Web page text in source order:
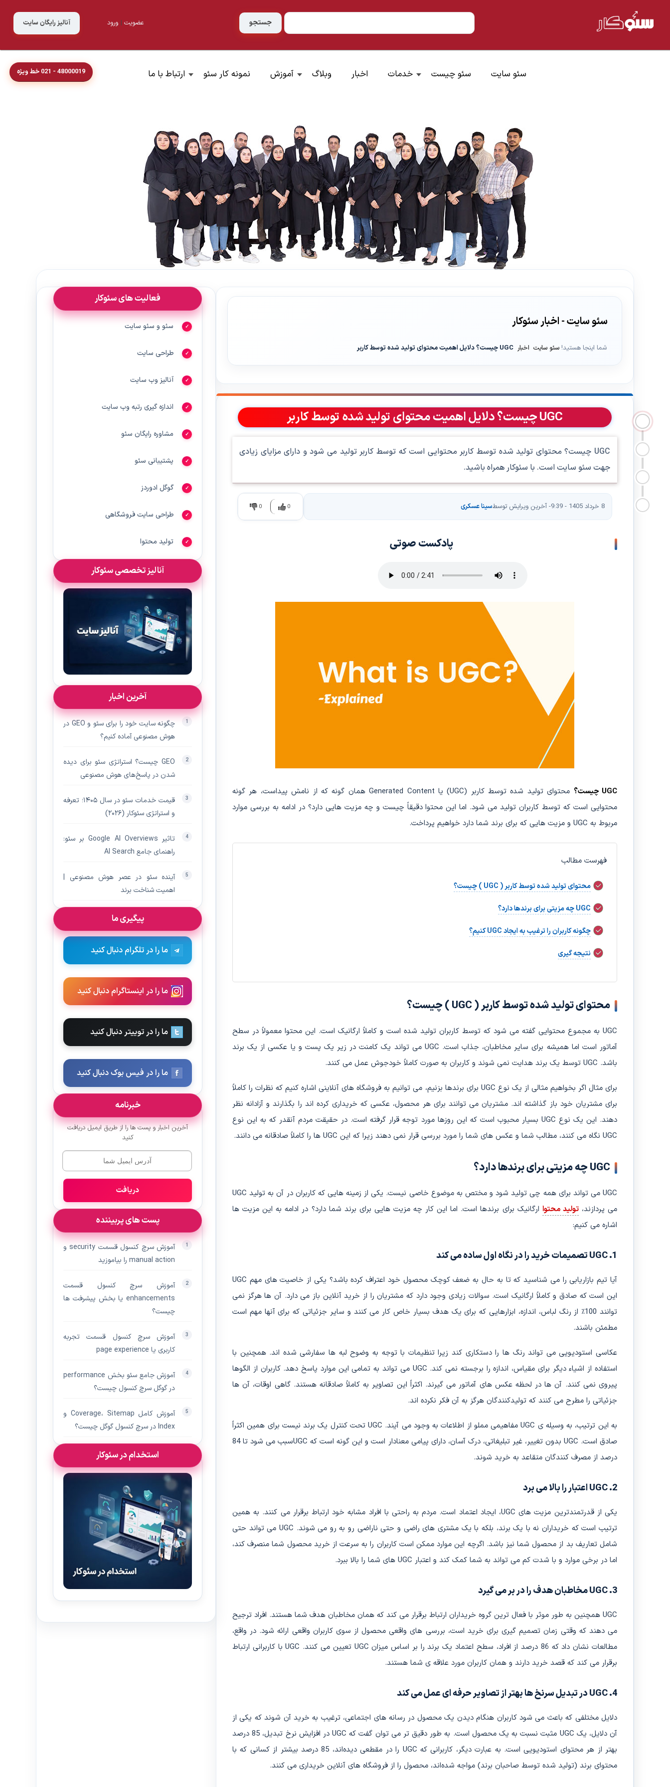
عضویت| ورود آنالیز رایگان سایت
سئو سایت سئو چیست خدمات اخبار وبلاگ آموزش نمونه کار سئو ارتباط با ما 48000019 - 021 خط ویژه
سئو سایت - اخبار سئوکار
شما اینجا هستید! سئو سایت اخبار UGC چیست؟ دلایل اهمیت محتوای تولید شده توسط کاربر
UGC چیست؟ دلایل اهمیت محتوای تولید شده توسط کاربر
UGC چیست؟ محتوای تولید شده توسط کاربر محتوایی است که توسط کاربر تولید می شود و دارای مزایای زیادی
جهت سئو سایت است. با سئوکار همراه باشید.
8 خرداد 1405 - 9:39 - آخرین ویرایش توسطسینا عسکری 0
0
پادکست صوتی
UGC چیست؟
محتوای تولید شده توسط کاربر (UGC) یا Generated Content همان گونه که از نامش پیداست، هر گونه
محتوایی است که توسط کاربران تولید می شود. اما این محتوا دقیقاً چیست و چه مزیت هایی دارد؟ در ادامه به بررسی موارد
مربوط به UGC و مزیت هایی که برای برند شما دارد خواهیم پرداخت.
فهرست مطالب
محتوای تولید شده توسط کاربر ( UGC ) چیست؟
UGC چه مزیتی برای برندها دارد؟
چگونه کاربران را ترغیب به ایجاد UGC کنیم؟
نتیجه گیری
محتوای تولید شده توسط کاربر ( UGC ) چیست؟
UGC به مجموع محتوایی گفته می شود که توسط کاربران تولید شده است و کاملاً ارگانیک است. این محتوا معمولاً در سطح
آماتور است اما همیشه برای سایر مخاطبان، جذاب است. UGC می تواند یک کامنت در زیر یک پست و یا عکسی از یک برند
باشد. UGC توسط یک برند هدایت نمی شوند و کاربران به صورت کاملاً خودجوش عمل می کنند.
برای مثال اگر بخواهیم مثالی از یک نوع UGC برای برندها بزنیم، می توانیم به فروشگاه های آنلاینی اشاره کنیم که نظرات را کاملاً
برای مشتریان خود باز گذاشته اند. مشتریان می توانند برای هر محصول، عکسی که خریداری کرده اند را بگذارند و آزادانه نظر
دهند. این یک نوع UGC بسیار محبوب است که این روزها مورد توجه قرار گرفته است. در حقیقت مردم آنقدر که به این نوع
UGC نگاه می کنند، مطالب شما و عکس های شما را مورد بررسی قرار نمی دهند زیرا که این UGC ها را کاملاً صادقانه می دانند.
UGC چه مزیتی برای برندها دارد؟
UGC می تواند برای همه چی تولید شود و مختص به موضوع خاصی نیست. یکی از زمینه هایی که کاربران در آن به تولید UGC
می پردازند،تولید محتوا ارگانیک برای برندها است. اما این کار چه مزیت هایی برای برند شما دارد؟ در ادامه به این مزیت ها
اشاره می کنیم:
1. UGC تصمیمات خرید را در نگاه اول ساده می کند
آیا تیم بازاریابی را می شناسید که تا به حال به ضعف کوچک محصول خود اعتراف کرده باشد؟ یکی از خاصیت های مهم UGC
این است که صادق و کاملاً ارگانیک است. سوالات زیادی وجود دارد که مشتریان را از خرید آنلاین باز می دارد. آن ها هرگز نمی
توانند 100٪ از رنگ لباس، اندازه، ابزارهایی که برای یک هدف بسیار خاص کار می کنند و سایر جزئیاتی که برای آنها مهم است
مطمئن باشند.
عکاسی استودیویی می تواند رنگ ها را دستکاری کند زیرا تنظیمات با توجه به وضوح لبه ها سفارشی شده اند. همچنین با
استفاده از اشیاء دیگر برای مقیاس، اندازه را برجسته نمی کند. UGC می تواند به تمامی این موارد پاسخ دهد. کاربران از الگوها
پیروی نمی کنند. آن ها در لحظه عکس های آماتور می گیرند. اکثراً این تصاویر به کاملاً صادقانه هستند. گاهی اوقات، آن ها
جزئیاتی را مطرح می کنند که تولیدکنندگان هرگز به آن فکر نکرده اند.
به این ترتیب، به وسیله ی UGC مفاهیمی مملو از اطلاعات به وجود می آیند. UGC تحت کنترل یک برند نیست برای همین اکثراً
صادق است. UGC بدون تغییر، غیر تبلیغاتی، درک آسان، دارای پیامی معنادار است و این گونه است که UGCسبب می شود تا 84
درصد از مصرف کنندگان متقاعد به خرید شوند.
2. UGC اعتبار را بالا می برد
یکی از قدرتمندترین مزیت های UGC، ایجاد اعتماد است. مردم به راحتی با افراد مشابه خود ارتباط برقرار می کنند. به همین
ترتیب است که خریداران نه با یک برند، بلکه با یک مشتری های راضی و حتی ناراضی رو به رو می شوند. UGC می تواند حتی
شامل تعاریف بد از محصول شما نیز باشد. اگرچه این موارد ممکن است کاربران را به سرعت از خرید محصول شما منصرف کند،
اما در برخی موارد و با شدت کم می تواند به شما کمک کند و اعتبار UGC های شما را بالا ببرد.
3. UGC مخاطبان هدف را در بر می گیرد
UGC همچنین به طور موثر با فعال ترین گروه خریداران ارتباط برقرار می کند که همان مخاطبان هدف شما هستند. افراد ترجیح
می دهند که وقتی زمان تصمیم گیری برای خرید است، بررسی های واقعی محصول از سوی کاربران واقعی ارائه شود. در واقع،
مطالعات نشان داد که 86 درصد از افراد، سطح اعتماد یک برند را بر اساس میزان UGC تعیین می کنند. UGC با کاربرانی ارتباط
برقرار می کند که قصد خرید دارند و همان کاربران مورد علاقه ی شما هستند.
4. UGC در تبدیل سرنخ ها بهتر از تصاویر حرفه ای عمل می کند
دلایل مختلفی که باعث می شود کاربران هنگام دیدن یک محصول در رسانه های اجتماعی، ترغیب به خرید آن شوند که یکی از
آن دلایل، یک UGC مثبت نسبت به یک محصول است. به طور دقیق تر می توان گفت که UGC در افزایش نرخ تبدیل، 85 درصد
بهتر از هر محتوای استودیویی است. به عبارت دیگر، کاربرانی که UGC را در مقطعی دیده‌اند، 85 درصد بیشتر از کسانی که با
محتوای برند (تولید شده توسط صاحبان برند) مواجه شده‌اند، محصول را از فروشگاه های آنلاین خریداری می کنند.
فعالیت های سئوکار
سئو و سئو سایت
طراحی سایت
آنالیز وب سایت
اندازه گیری رتبه وب سایت
مشاوره رایگان سئو
پشتیبانی سئو
گوگل ادوردز
طراحی سایت فروشگاهی
تولید محتوا
آنالیز تخصصی سئوکار
آخرین اخبار
چگونه سایت خود را برای سئو و GEO در
هوش مصنوعی آماده کنیم؟
GEO چیست؟ استراتژی سئو برای دیده‌
شدن در پاسخ‌های هوش مصنوعی
قیمت خدمات سئو در سال ۱۴۰۵؛ تعرفه
و استراتژی سئوکار (۲۰۲۶)
تاثیر Google AI Overviews بر سئو:
راهنمای جامع AI Search
آینده سئو در عصر هوش مصنوعی |
اهمیت شناخت برند
پیگیری ما
ما را در تلگرام دنبال کنید
ما را در اینستاگرام دنبال کنید
ما را در توییتر دنبال کنید
ما را در فیس بوک دنبال کنید
خبرنامه
آخرین اخبار و پست ها را از طریق ایمیل دریافت
کنید
دریافت
پست های پربیننده
آموزش سرچ کنسول قسمت security و
manual action را بیاموزید
آموزش سرچ کنسول قسمت
enhancements یا بخش پیشرفت ها
چیست؟
آموزش سرچ کنسول قسمت تجربه
کاربری یا page experience
آموزش جامع سئو بخش performance
در گوگل سرچ کنسول چیست؟
آموزش کامل Coverage، Sitemap و
Index در سرچ کنسول گوگل چیست؟
استخدام در سئوکار